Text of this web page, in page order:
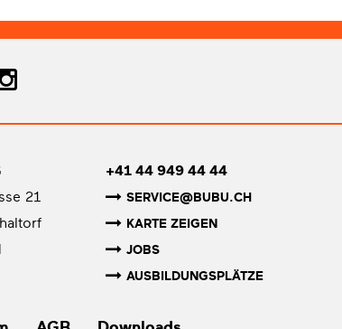
21
+41 44 949 44 44
SERVICE@BUBU.CH
KARTE ZEIGEN
JOBS
AUSBILDUNGSPLÄTZE